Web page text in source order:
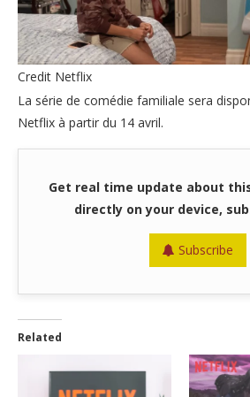
Credit Netflix
La série de comédie familiale sera
Netflix à partir du 14 avril.
Get real time update about
directly on your device,
Subscribe
Related